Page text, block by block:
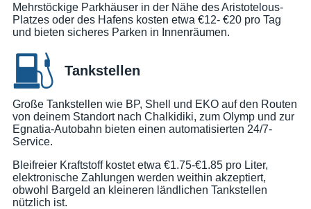
Mehrstöckige Parkhäuser in der Nähe des Aristotelous-
Platzes oder des Hafens kosten etwa €12- €20 pro Tag
und bieten sicheres Parken in Innenräumen.
Tankstellen
Große Tankstellen wie BP, Shell und EKO auf den Routen
von deinem Standort nach Chalkidiki, zum Olymp und zur
Egnatia-Autobahn bieten einen automatisierten 24/7-
Service.
Bleifreier Kraftstoff kostet etwa €1.75-€1.85 pro Liter,
elektronische Zahlungen werden weithin akzeptiert,
obwohl Bargeld an kleineren ländlichen Tankstellen
nützlich ist.